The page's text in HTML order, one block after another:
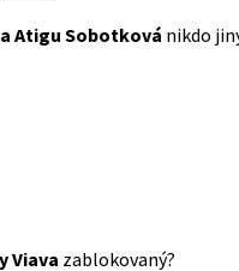
Atigu Sobotková nikdo
Viava zablokovaný?